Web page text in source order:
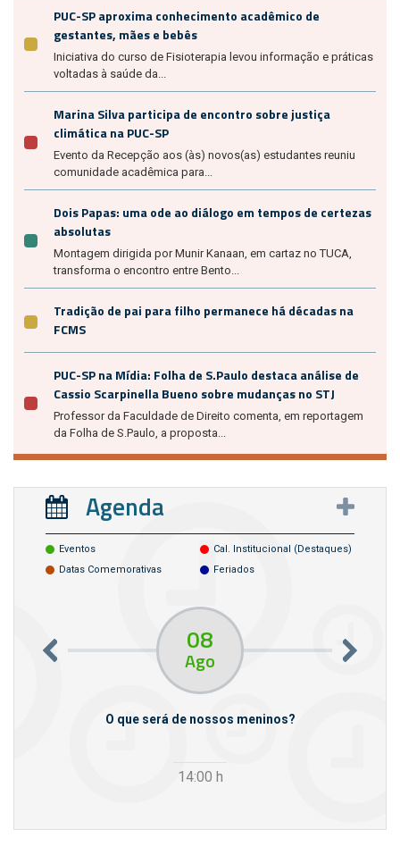
PUC-SP aproxima conhecimento acadêmico de
gestantes, mães e bebês
Iniciativa do curso de Fisioterapia levou informação e práticas
voltadas à saúde da...
Marina Silva participa de encontro sobre justiça
climática na PUC-SP
Evento da Recepção aos (às) novos(as) estudantes reuniu
comunidade acadêmica para...
Dois Papas: uma ode ao diálogo em tempos de certezas
absolutas
Montagem dirigida por Munir Kanaan, em cartaz no TUCA,
transforma o encontro entre Bento...
Tradição de pai para filho permanece há décadas na
FCMS
PUC-SP na Mídia: Folha de S.Paulo destaca análise de
Cassio Scarpinella Bueno sobre mudanças no STJ
Professor da Faculdade de Direito comenta, em reportagem
da Folha de S.Paulo, a proposta...
Agenda
Eventos
Cal. Institucional (destaques)
Datas Comemorativas
Feriados
08
Ago
O que será de nossos meninos?
14:00 h